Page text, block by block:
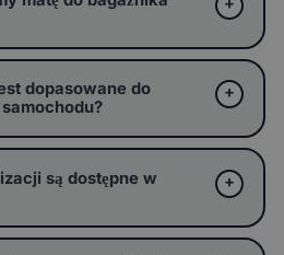
dopasowane do
są dostępne w